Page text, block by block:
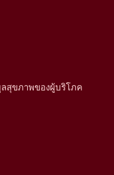
สุขภาพของผู้บริโภค